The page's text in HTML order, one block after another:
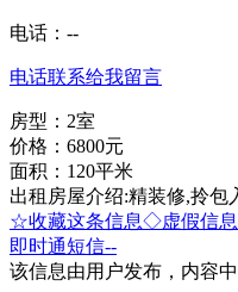
电话： --
电话联系给我留言
房型：2室
价格：6800元
面积：120平米
出租房屋介绍:精装修,拎包
☆收藏这条信息◇虚假信
即时通短信--
该信息由用户发布，内容